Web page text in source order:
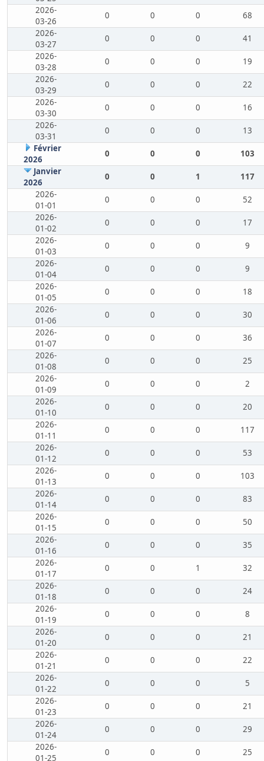
2026-
03-26
0 0 0
68
2026-
03-27
0 0 0
41
2026-
03-28
0 0 0
19
2026-
03-29
0 0 0
22
2026-
03-30
0 0 0
16
2026-
03-31
0 0 0
13
Février
2026
0 0 0
103
Janvier
2026
0 0 1
117
2026-
01-01
0 0 0
52
2026-
01-02
0 0 0
17
2026-
01-03
0 0 0
9
2026-
01-04
0 0 0
9
2026-
01-05
0 0 0
18
2026-
01-06
0 0 0
30
2026-
01-07
0 0 0
36
2026-
01-08
0 0 0
25
2026-
01-09
0 0 0
2
2026-
01-10
0 0 0
20
2026-
01-11
0 0 0
117
2026-
01-12
0 0 0
53
2026-
01-13
0 0 0
103
2026-
01-14
0 0 0
83
2026-
01-15
0 0 0
50
2026-
01-16
0 0 0
35
2026-
01-17
0 0 1
32
2026-
01-18
0 0 0
24
2026-
01-19
0 0 0
8
2026-
01-20
0 0 0
21
2026-
01-21
0 0 0
22
2026-
01-22
0 0 0
5
2026-
01-23
0 0 0
21
2026-
01-24
0 0 0
29
2026-
01-25
0 0 0
25